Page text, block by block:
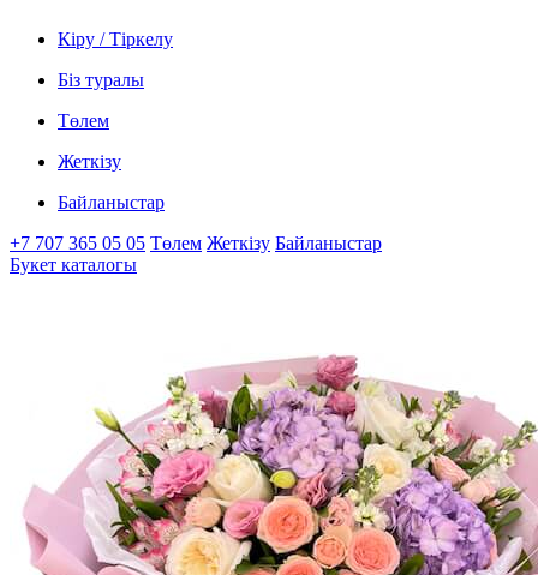
Кіру / Тіркелу
Біз туралы
Төлем
Жеткізу
Байланыстар
+7 707 365 05 05 Төлем Жеткізу Байланыстар
Букет каталогы